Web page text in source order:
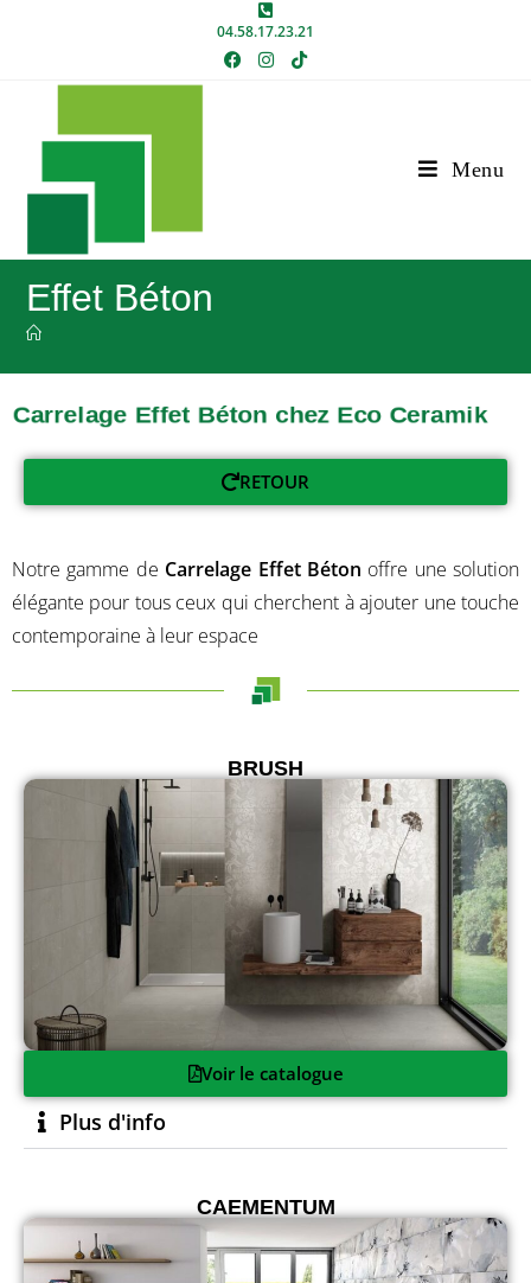
04.58.17.23.21
Menu
Effet Béton
Carrelage Effet Béton chez Eco Ceramik
RETOUR
Notre gamme de Carrelage Effet Béton offre une solution
élégante pour tous ceux qui cherchent à ajouter une touche
contemporaine à leur espace
BRUSH
Voir le catalogue
Plus d'info
CAEMENTUM